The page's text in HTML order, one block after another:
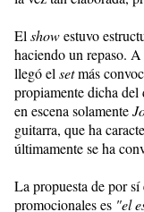
Elshowestuvo
haciendo un repaso.
llegó elsetmás
propiamente dicha del
en escena solamente
guitarra, que ha
últimamente se ha
La propuesta de por
promocionales es "el